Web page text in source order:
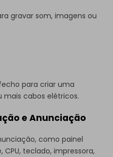
gravar som, imagens ou
para criar uma
cabos elétricos.
e Anunciação
como painel
teclado, impressora,